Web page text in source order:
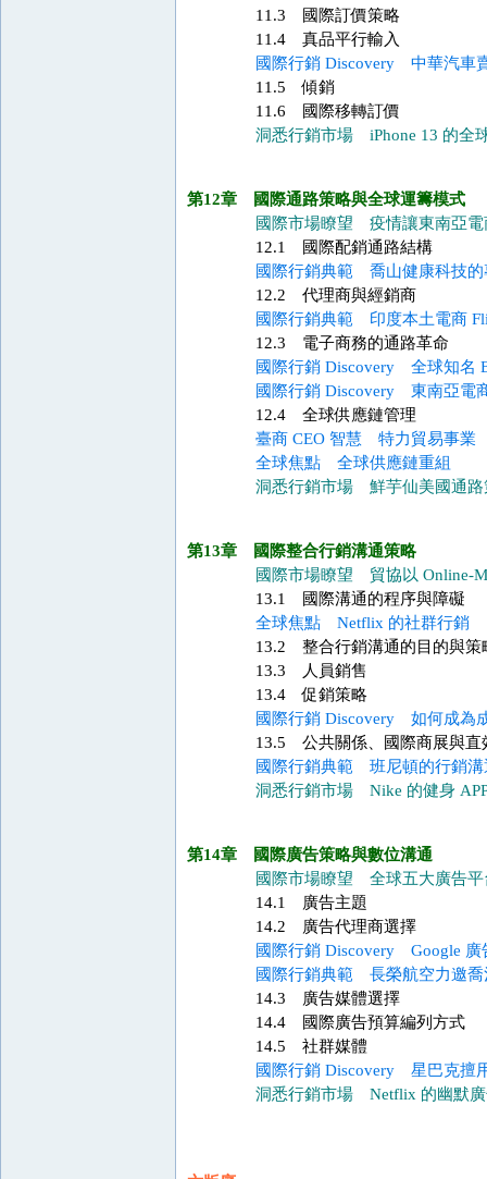
11.3 國際訂價策略
11.4 真品平行輸入
國際行銷 Discovery 中華汽車
11.5 傾銷
11.6 國際移轉訂價
洞悉行銷市場 iPhone 13 的全
第12章 國際通路策略與全球運籌模式
國際市場瞭望 疫情讓東南亞電
12.1 國際配銷通路結構
國際行銷典範 喬山健康科技的
12.2 代理商與經銷商
國際行銷典範 印度本土電商
12.3 電子商務的通路革命
國際行銷 Discovery 全球知名
國際行銷 Discovery 東南亞電
12.4 全球供應鏈管理
臺商 CEO 智慧 特力貿易事業
全球焦點 全球供應鏈重組
洞悉行銷市場 鮮芋仙美國通路
第13章 國際整合行銷溝通策略
國際市場瞭望 貿協以 Online-
13.1 國際溝通的程序與障礙
全球焦點 Netflix 的社群行銷
13.2 整合行銷溝通的目的與策
13.3 人員銷售
13.4 促銷策略
國際行銷 Discovery 如何成為
13.5 公共關係、國際商展與直
國際行銷典範 班尼頓的行銷溝
洞悉行銷市場 Nike 的健身
第14章 國際廣告策略與數位溝通
國際市場瞭望 全球五大廣告平
14.1 廣告主題
14.2 廣告代理商選擇
國際行銷 Discovery Google 廣
國際行銷典範 長榮航空力邀喬
14.3 廣告媒體選擇
14.4 國際廣告預算編列方式
14.5 社群媒體
國際行銷 Discovery 星巴克擅
洞悉行銷市場 Netflix 的幽默